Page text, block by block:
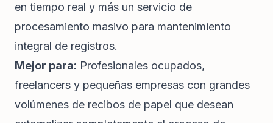
en tiempo real y más un servicio de
procesamiento masivo para mantenimiento
integral de registros.
Mejor para: Profesionales ocupados,
freelancers y pequeñas empresas con grandes
volúmenes de recibos de papel que desean